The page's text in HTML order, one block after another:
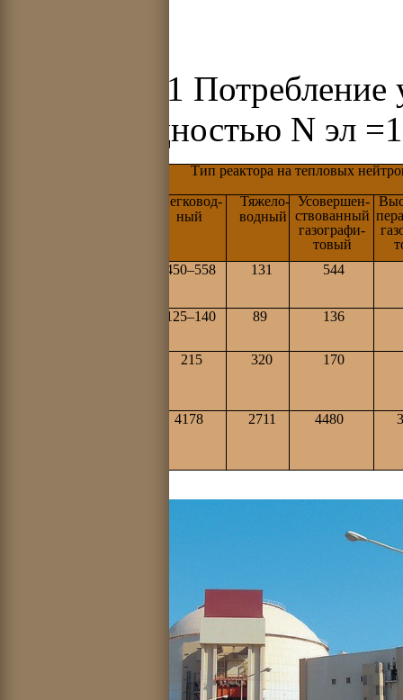
Таблица 5.1
типов мощностью N эл
Тип реактора на тепловых
Легковод-
ный
Тяжело-
водный
Усовершен-
cтвованный
газографи-
товый
450–558 131 544
125–140 89 136
215 320 170
4178 2711 4480